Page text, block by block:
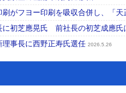
がフヨー印刷を吸収合併し、「天
初芝應晃氏 前社長の初芝成應氏
事長に西野正寿氏選任 2026.5.26